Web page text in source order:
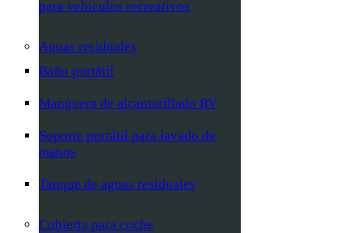
para vehículos recreativos
Aguas residuales
Baño portátil
Manguera de alcantarillado RV
Soporte portátil para lavado de
manos
Tanque de aguas residuales
Cubierta para coche